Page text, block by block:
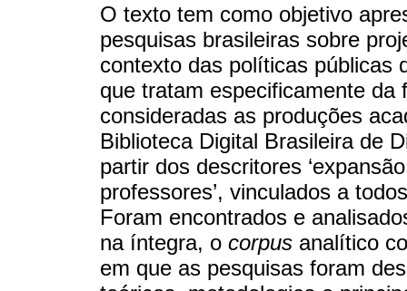
O texto tem como objetivo
pesquisas brasileiras sobre
contexto das políticas públicas
que tratam especificamente
consideradas as produções
Biblioteca Digital Brasileira de
partir dos descritores
professores’, vinculados a
Foram encontrados e
na íntegra, o corpus analítico
em que as pesquisas foram